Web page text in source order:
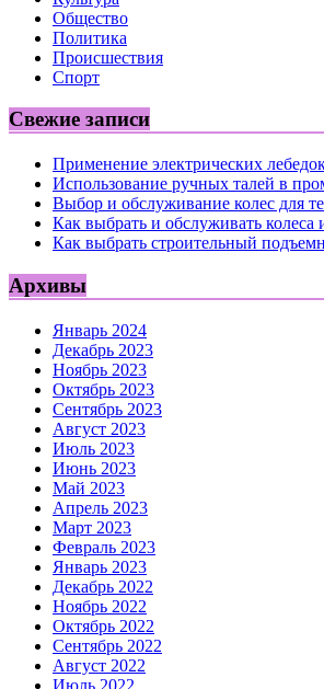
Общество
Политика
Происшествия
Спорт
Свежие записи
Применение электрических
Использование ручных талей в
Выбор и обслуживание колес для
Как выбрать и обслуживать
Как выбрать строительный
Архивы
Январь 2024
Декабрь 2023
Ноябрь 2023
Октябрь 2023
Сентябрь 2023
Август 2023
Июль 2023
Июнь 2023
Май 2023
Апрель 2023
Март 2023
Февраль 2023
Январь 2023
Декабрь 2022
Ноябрь 2022
Октябрь 2022
Сентябрь 2022
Август 2022
Июль 2022